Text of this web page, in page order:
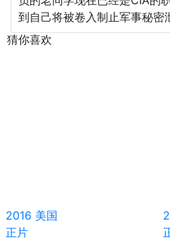
到自己将被卷入制止军事秘密
猜你喜欢
2016 美国
正片